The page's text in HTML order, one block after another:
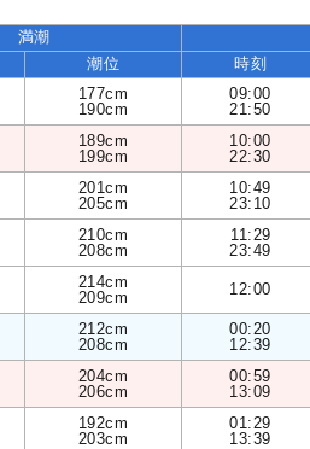
満潮
潮位 時刻
177cm
190cm
09:00
21:50
189cm
199cm
10:00
22:30
201cm
205cm
10:49
23:10
210cm
208cm
11:29
23:49
214cm
209cm
12:00
212cm
208cm
00:20
12:39
204cm
206cm
00:59
13:09
192cm
203cm
01:29
13:39